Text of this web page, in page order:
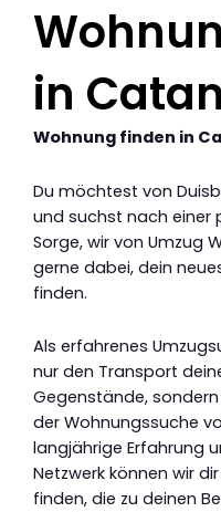
in
Wohnung finden in
Du möchtest von
und suchst nach einer
Sorge, wir von Umzug
gerne dabei, dein
finden.
Als erfahrenes
nur den Transport
Gegenstände,
der Wohnungssuche
langjährige Erfahrung
Netzwerk können wir
finden, die zu deinen